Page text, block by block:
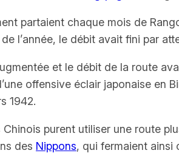
partaient chaque mois de
l’année, le débit avait fini par
et le débit de la route
offensive éclair japonaise en
1942.
purent utiliser une route
des Nippons, qui fermaient ainsi